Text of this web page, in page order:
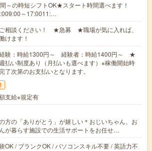
～の時短シフトOK★スタート時間選べます！
～17:0011:…
相談ください！ ★急募 ★職場が気に入れば、
けます！
験：時給1300円～ 経験者：時給1400円～ ★
払い制度あり（月払いも選べます）※稼働開始時
了次第のお支払いとなります。
支給※規定有
方の「ありがとう」が嬉しい＊おじいちゃん、お
が暮らす施設での生活サポートをお任せ…
OK / ブランクOK / パソコンスキル不要 / 英語力不